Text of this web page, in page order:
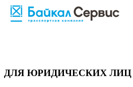
ДЛЯ ЮРИДИЧЕСКИХ ЛИЦ